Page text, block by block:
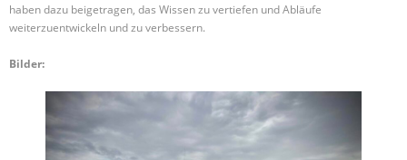
haben dazu beigetragen, das Wissen zu vertiefen und Abläufe
weiterzuentwickeln und zu verbessern.
Bilder: